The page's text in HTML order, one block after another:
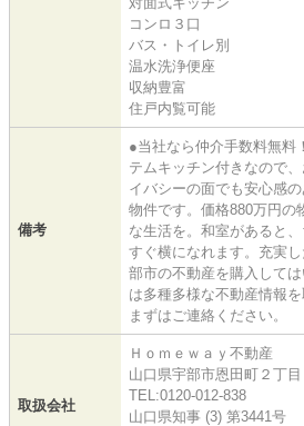
コンロ３口
バス・トイレ別
温水洗浄便座
収納豊富
住戸内覧可能
備考
●当社なら仲介手数料無料
テムキッチン付きなので
イバシーの面でも安心感
物件です。価格880万円の
な生活を。和室があると
すぐ横になれます。充実
部市の不動産を購入して
は多種多様な不動産情報
まずはご連絡ください。
取扱会社
Ｈｏｍｅｗａｙ不動産
山口県宇部市恩田町２丁
TEL:0120-012-838
山口県知事 (3) 第3441号